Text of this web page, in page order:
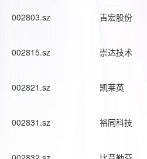
002803.sz 吉宏股份
002815.sz 崇达技术
002821.sz 凯莱英
002831.sz 裕同科技